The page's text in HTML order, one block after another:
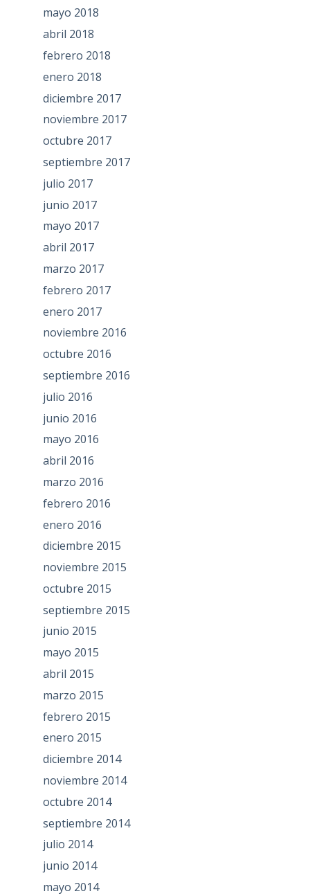
mayo 2018
abril 2018
febrero 2018
enero 2018
diciembre 2017
noviembre 2017
octubre 2017
septiembre 2017
julio 2017
junio 2017
mayo 2017
abril 2017
marzo 2017
febrero 2017
enero 2017
noviembre 2016
octubre 2016
septiembre 2016
julio 2016
junio 2016
mayo 2016
abril 2016
marzo 2016
febrero 2016
enero 2016
diciembre 2015
noviembre 2015
octubre 2015
septiembre 2015
junio 2015
mayo 2015
abril 2015
marzo 2015
febrero 2015
enero 2015
diciembre 2014
noviembre 2014
octubre 2014
septiembre 2014
julio 2014
junio 2014
mayo 2014